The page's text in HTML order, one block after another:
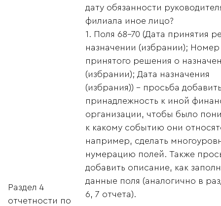
дату обязанности
филиала иное лицо?
Раздел 4
отчетности по
1. Поля 68-70 (Дата принятия
назначении (избрании); Номер
принятого решения о
(избрании); Дата назначения
(избрания)) - просьба
принадлежность к иной
организации, чтобы было
к какому событию они
например, сделать
нумерацию полей. Также
добавить описание, как
данные поля (аналогично в
6, 7 отчета).